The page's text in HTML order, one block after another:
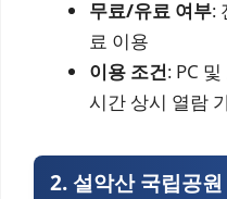
무료/유료 여부:
료 이용
이용 조건: PC
시간 상시 열람
2. 설악산 국립공